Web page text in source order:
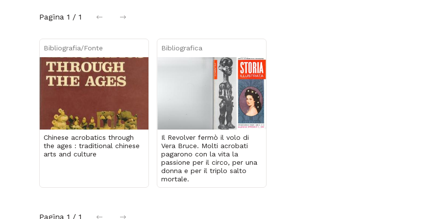
Pagina 1 / 1 precedentesuccessiva
Bibliografia/Fonte
Chinese acrobatics through
the ages : traditional chinese
arts and culture
Bibliografica
Il Revolver fermò il volo di
Vera Bruce. Molti acrobati
pagarono con la vita la
passione per il circo, per una
donna e per il triplo salto
mortale.
Pagina 1 / 1